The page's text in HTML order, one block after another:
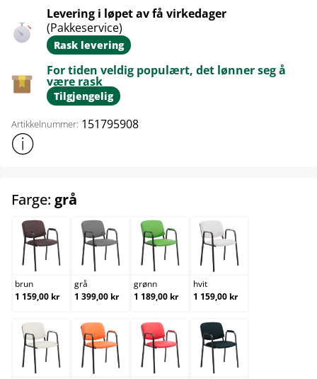
Levering i løpet av få virkedager
(Pakkeservice)
Rask levering
For tiden veldig populært, det lønner seg å
være rask
Tilgjengelig
Artikkelnummer: 151795908
Vis mer produktinformasjon
Farge: grå
brun
brun
1 159,00 kr
grå
grå
1 399,00 kr
grønn
grønn
1 189,00 kr
hvit
hvit
1 159,00 kr
krem orange rød svart